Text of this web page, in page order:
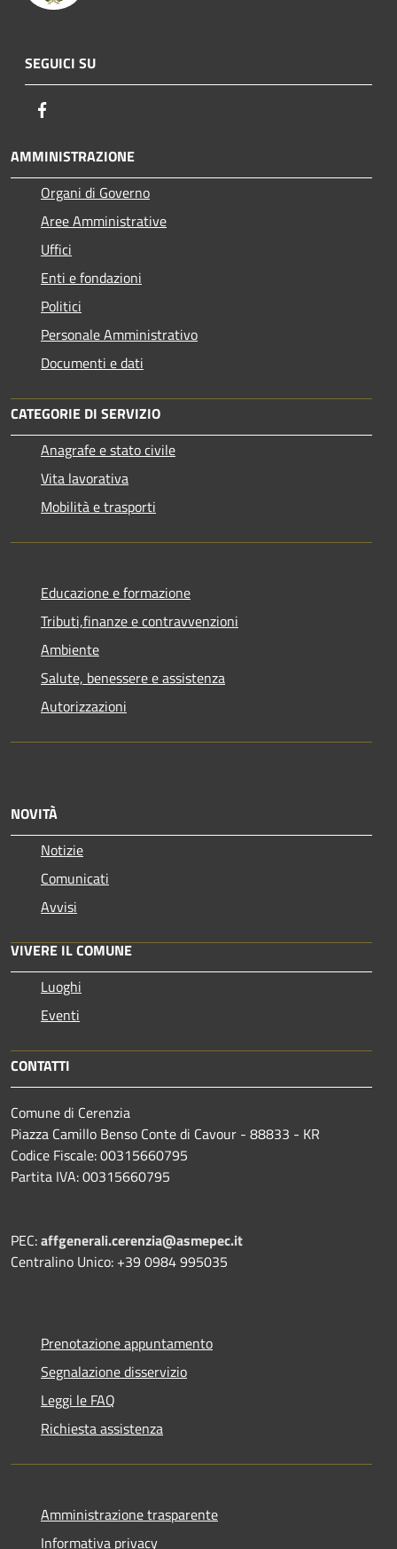
SEGUICI SU
AMMINISTRAZIONE
Organi di Governo
Aree Amministrative
Uffici
Enti e fondazioni
Politici
Personale Amministrativo
Documenti e dati
CATEGORIE DI SERVIZIO
Anagrafe e stato civile
Vita lavorativa
Mobilità e trasporti
Educazione e formazione
Tributi,finanze e contravvenzioni
Ambiente
Salute, benessere e assistenza
Autorizzazioni
NOVITÀ
Notizie
Comunicati
Avvisi
VIVERE IL COMUNE
Luoghi
Eventi
CONTATTI
Comune di Cerenzia
Piazza Camillo Benso Conte di Cavour - 88833 - KR
Codice Fiscale: 00315660795
Partita IVA: 00315660795
PEC:affgenerali.cerenzia@asmepec.it
Centralino Unico: +39 0984 995035
Prenotazione appuntamento
Segnalazione disservizio
Leggi le FAQ
Richiesta assistenza
Amministrazione trasparente
Informativa privacy